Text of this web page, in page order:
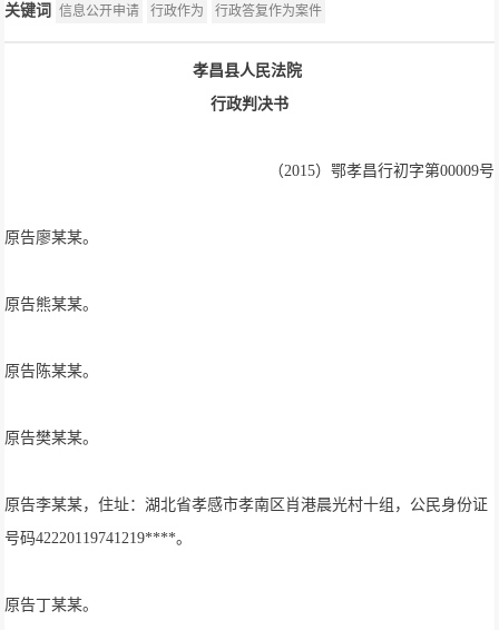
关键词 信息公开申请 行政作为 行政答复作为案件
孝昌县人民法院
行政判决书
（2015）鄂孝昌行初字第00009号
原告廖某某。
原告熊某某。
原告陈某某。
原告樊某某。
原告李某某，住址：湖北省孝感市孝南区肖港晨光村十组，公民身份证
号码42220119741219****。
原告丁某某。